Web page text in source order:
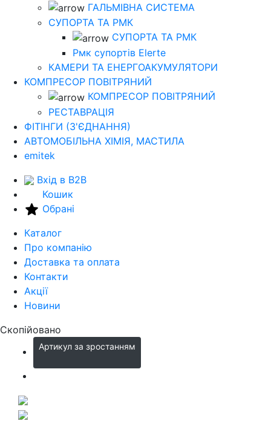
ГАЛЬМІВНА СИСТЕМА
СУПОРТА ТА РМК
СУПОРТА ТА РМК
Рмк cупортів Elerte
КАМЕРИ ТА ЕНЕРГОАКУМУЛЯТОРИ
КОМПРЕСОР ПОВІТРЯНИЙ
КОМПРЕСОР ПОВІТРЯНИЙ
РЕСТАВРАЦІЯ
ФІТІНГИ (З'ЄДНАННЯ)
АВТОМОБІЛЬНА ХІМІЯ, МАСТИЛА
emitek
Вхід в B2B
Кошик
Обрані
Каталог
Про компанію
Доставка та оплата
Контакти
Акції
Новини
Скопійовано
Артикул за зростанням